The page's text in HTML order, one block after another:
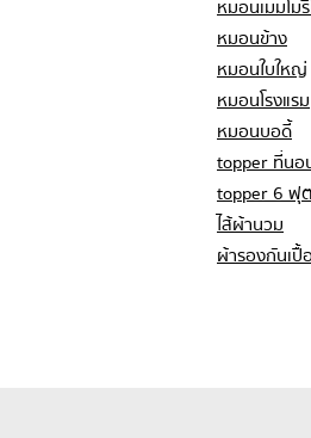
หมอนเมมโม
หมอนข้าง
หมอนใบใหญ่
หมอนโรงแรม
หมอนบอดี้
topper ที่นอ
topper 6 ฟุ
ไส้ผ้านวม
ผ้ารองกันเปื้